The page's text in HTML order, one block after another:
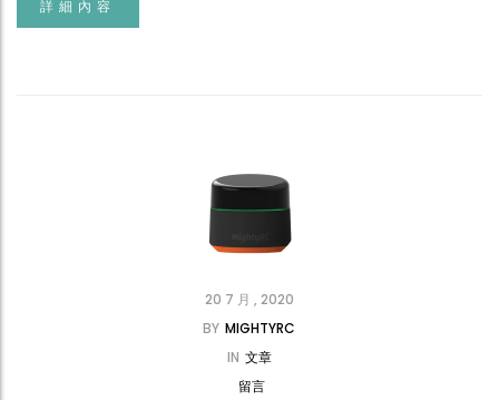
詳細內容
20 7 月 , 2020
BY MIGHTYRC
IN 文章
留言